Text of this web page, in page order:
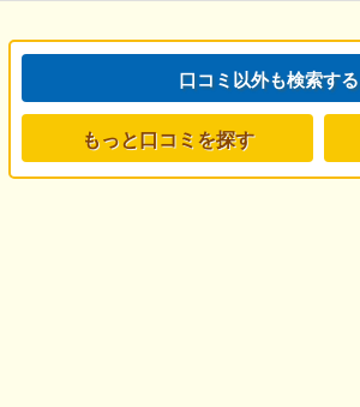
口コミ以外も検索する
もっと口コミを探す